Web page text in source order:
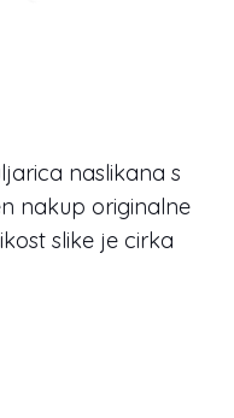
naslikana s
nakup originalne
slike je cirka